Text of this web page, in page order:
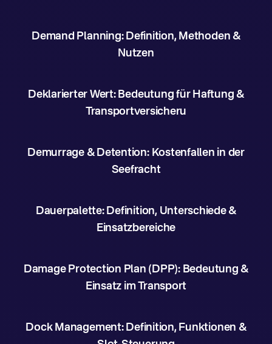
Demand Planning: Definition, Methoden &
Nutzen
Deklarierter Wert: Bedeutung für Haftung &
Transportversicheru
Demurrage & Detention: Kostenfallen in der
Seefracht
Dauerpalette: Definition, Unterschiede &
Einsatzbereiche
Damage Protection Plan (DPP): Bedeutung &
Einsatz im Transport
Dock Management: Definition, Funktionen &